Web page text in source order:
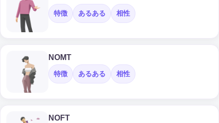
特徴 あるある 相性
NOMT
特徴 あるある 相性
NOFT